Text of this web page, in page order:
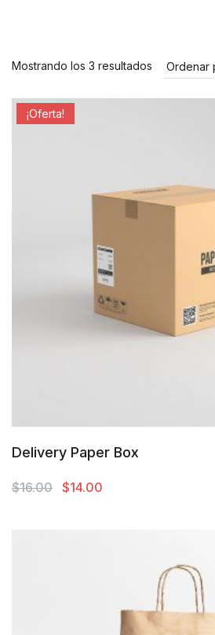
Mostrando los 3 resultados Ordenado
por
popularidad
¡Oferta!
Delivery Paper Box
$16.00 El
$14.00